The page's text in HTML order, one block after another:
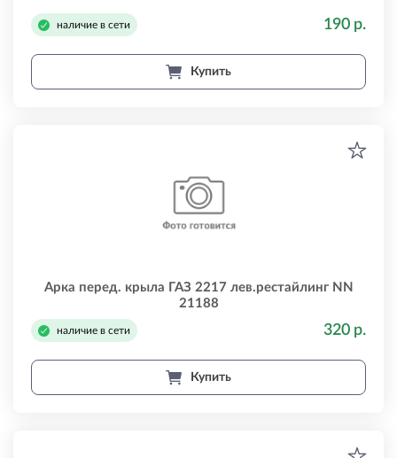
наличие в сети 190 р.
Купить
Арка перед. крыла ГАЗ 2217 лев.рестайлинг NN
21188
наличие в сети 320 р.
Купить